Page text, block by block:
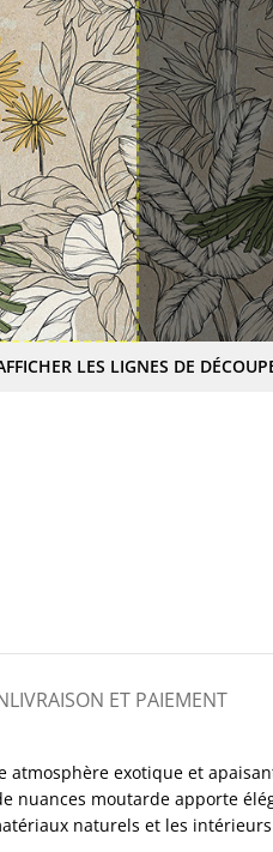
LES LIGNES DE
LIVRAISON ET PAIEMENT
exotique et
moutarde apporte
naturels et les